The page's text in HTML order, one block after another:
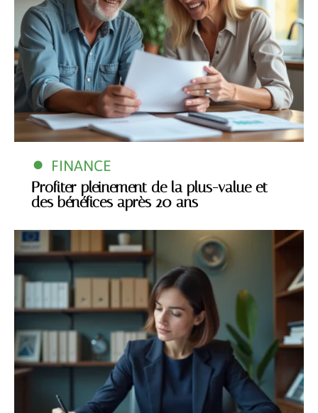
FINANCE
Profiter pleinement de la plus-value et
des bénéfices après 20 ans